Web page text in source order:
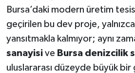
Bursa’daki modern üretim
geçirilen bu dev proje,
yansıtmakla kalmıyor; aynı
sanayisive Bursa denizcilik
uluslararası düzeyde büyük